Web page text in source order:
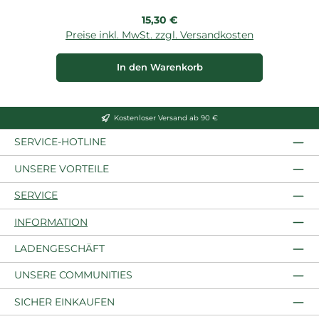
Regulärer Preis:
15,30 €
Preise inkl. MwSt. zzgl. Versandkosten
In den Warenkorb
Kostenloser Versand ab 90 €
SERVICE-HOTLINE
UNSERE VORTEILE
SERVICE
INFORMATION
LADENGESCHÄFT
UNSERE COMMUNITIES
SICHER EINKAUFEN